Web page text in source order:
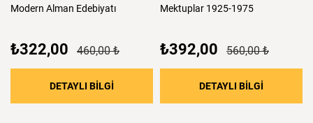
Modern Alman Edebiyatı
₺322,00 460,00 ₺
DETAYLI BİLGİ : Modern Alman Edebiyatı
Mektuplar 1925-1975
₺392,00 560,00 ₺
DETAYLI BİLGİ